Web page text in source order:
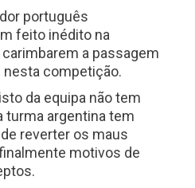
português
feito inédito na
a passagem
competição.
da equipa não tem
turma argentina tem
reverter os maus
motivos de